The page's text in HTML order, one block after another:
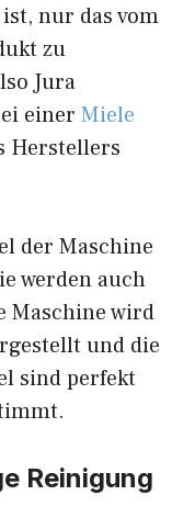
nur das vom
zu
Jura
einer Miele
Herstellers
der Maschine
werden auch
Maschine wird
und die
sind perfekt
Reinigung